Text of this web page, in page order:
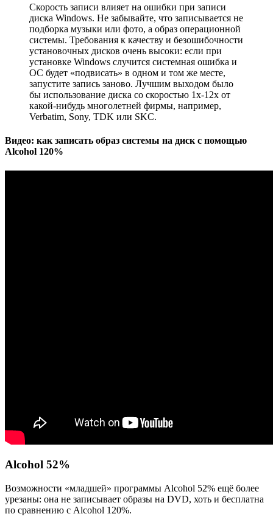
Скорость записи влияет на ошибки при записи
диска Windows. Не забывайте, что записывается не
подборка музыки или фото, а образ операционной
системы. Требования к качеству и безошибочности
установочных дисков очень высоки: если при
установке Windows случится системная ошибка и
ОС будет «подвисать» в одном и том же месте,
запустите запись заново. Лучшим выходом было
бы использование диска со скоростью 1x-12x от
какой-нибудь многолетней фирмы, например,
Verbatim, Sony, TDK или SKC.
Видео: как записать образ системы на диск с помощью
Alcohol 120%
Alcohol 52%
Возможности «младшей» программы Alcohol 52% ещё более
урезаны: она не записывает образы на DVD, хоть и бесплатна
по сравнению с Alcohol 120%.